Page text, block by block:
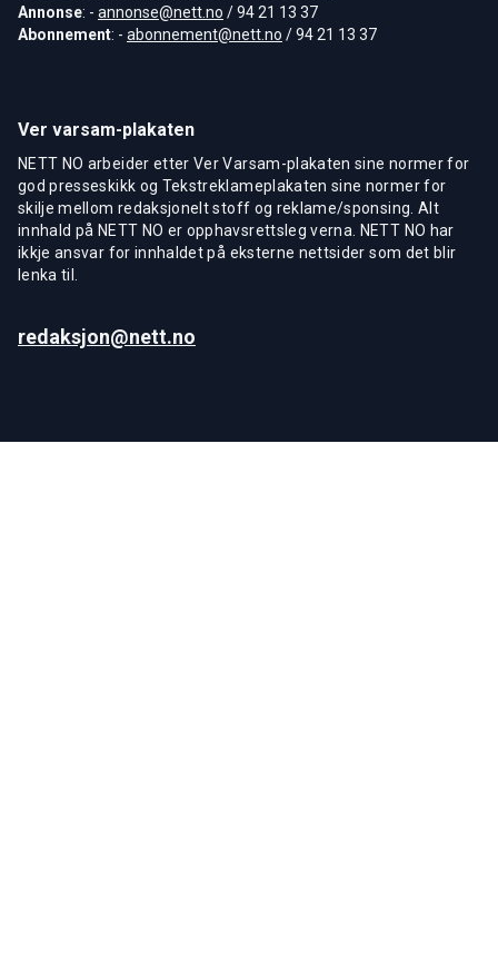
Annonse: - annonse@nett.no / 94 21 13 37
Abonnement: - abonnement@nett.no / 94 21 13 37
Ver varsam-plakaten
NETT NO arbeider etter Ver Varsam-plakaten sine normer for
god presseskikk og Tekstreklameplakaten sine normer for
skilje mellom redaksjonelt stoff og reklame/sponsing. Alt
innhald på NETT NO er opphavsrettsleg verna. NETT NO har
ikkje ansvar for innhaldet på eksterne nettsider som det blir
lenka til.
redaksjon@nett.no